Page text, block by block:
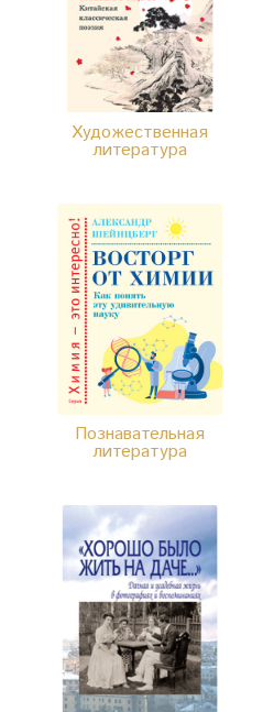
Художественная
литература
Познавательная
литература